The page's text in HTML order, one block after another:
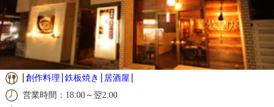
創作料理 鉄板焼き
居酒屋
営業時間：18:00～翌2:00